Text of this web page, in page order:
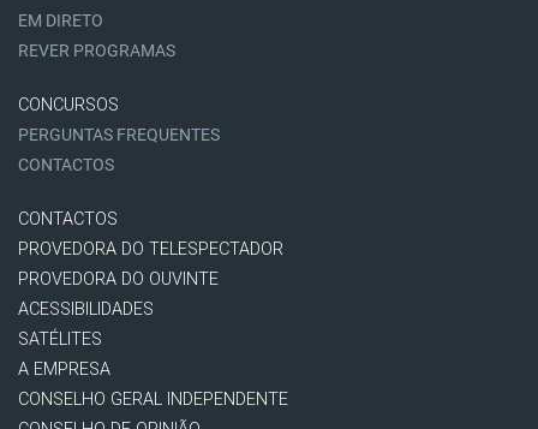
EM DIRETO
REVER PROGRAMAS
CONCURSOS
PERGUNTAS FREQUENTES
CONTACTOS
CONTACTOS
PROVEDORA DO TELESPECTADOR
PROVEDORA DO OUVINTE
ACESSIBILIDADES
SATÉLITES
A EMPRESA
CONSELHO GERAL INDEPENDENTE